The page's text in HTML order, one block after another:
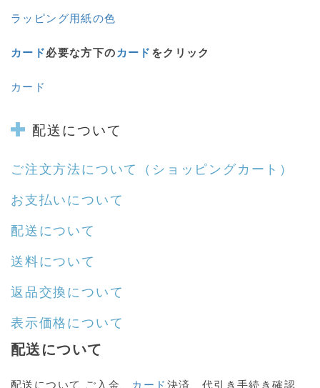
ラッピング用紙の色
カード必要な方下の カード をクリック
カード
配送について
ご注文方法について （ショッピングカート）
お支払いについて
配送について
送料について
返品交換について
表示価格について
配送について
配送について ご入金、 カード 決済、代引き手続き確認